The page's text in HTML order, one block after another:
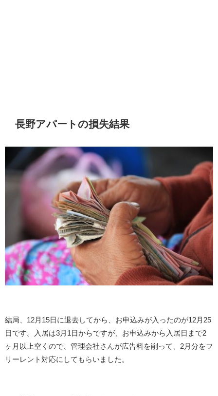
長野アパートの損失結果
結局、12月15日に退去してから、お申込みが入ったのが12月25
日です。入居は3月1日からですが、お申込みから入居日まで2
ヶ月以上空くので、管理会社さんが広告料を削って、2月分をフ
リーレント対応にしてもらいました。